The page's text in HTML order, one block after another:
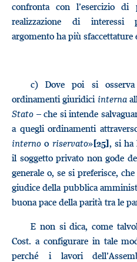
confronta con l’esercizio
realizzazione di interessi
argomento ha più sfaccettature
c) Dove poi si
ordinamenti giuridici interna
Stato – che si intende
a quegli ordinamenti
interno o riservato»[25], si ha
il soggetto privato non gode
generale o, se si preferisce,
giudice della pubblica
buona pace della parità tra le
E non si dica, come
Cost. a configurare in tale
perché i lavori